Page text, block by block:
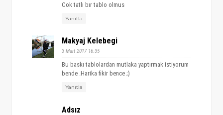
Cok tatlı bır tablo olmus
Yanıtla
Makyaj Kelebegi
3 Mart 2017 16:35
Bu baskı tablolardan mutlaka yaptırmak istiyorum
bende .Harika fikir bence ;)
Yanıtla
Adsız